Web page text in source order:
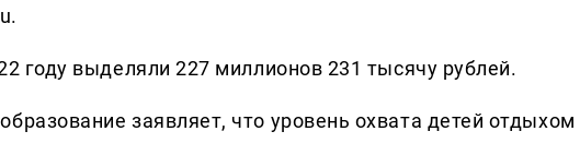
году выделяли 227 миллионов 231 тысячу рублей.
заявляет, что уровень охвата детей отдыхом